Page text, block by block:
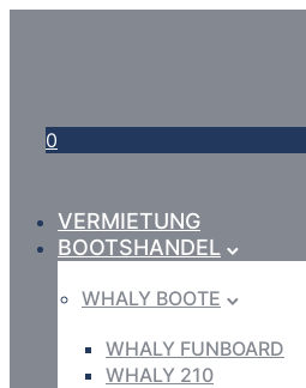
0
VERMIETUNG
BOOTSHANDEL
WHALY BOOTE
WHALY FUNBOARD
WHALY 210